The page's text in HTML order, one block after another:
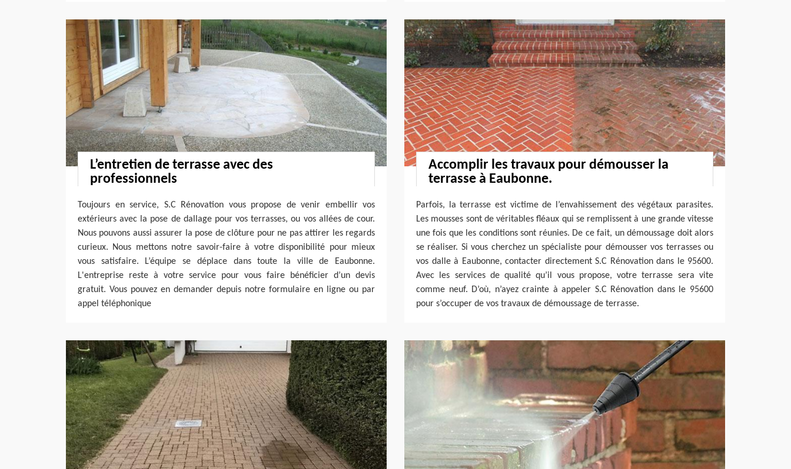
L’entretien de terrasse avec des
professionnels
Toujours en service, S.C Rénovation vous propose de venir embellir vos
extérieurs avec la pose de dallage pour vos terrasses, ou vos allées de cour.
Nous pouvons aussi assurer la pose de clôture pour ne pas attirer les regards
curieux. Nous mettons notre savoir-faire à votre disponibilité pour mieux
vous satisfaire. L’équipe se déplace dans toute la ville de Eaubonne.
L'entreprise reste à votre service pour vous faire bénéficier d’un devis
gratuit. Vous pouvez en demander depuis notre formulaire en ligne ou par
appel téléphonique
Accomplir les travaux pour démousser la
terrasse à Eaubonne.
Parfois, la terrasse est victime de l’envahissement des végétaux parasites.
Les mousses sont de véritables fléaux qui se remplissent à une grande vitesse
une fois que les conditions sont réunies. De ce fait, un démoussage doit alors
se réaliser. Si vous cherchez un spécialiste pour démousser vos terrasses ou
vos dalle à Eaubonne, contacter directement S.C Rénovation dans le 95600.
Avec les services de qualité qu’il vous propose, votre terrasse sera vite
comme neuf. D’où, n’ayez crainte à appeler S.C Rénovation dans le 95600
pour s’occuper de vos travaux de démoussage de terrasse.